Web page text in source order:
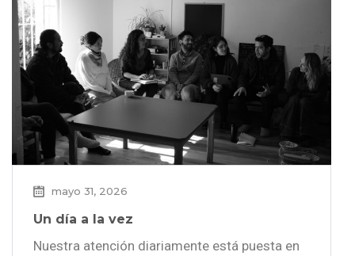
mayo 31, 2026
Un día a la vez
Nuestra atención diariamente está puesta en